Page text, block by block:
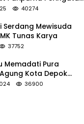
40274
Serdang Mewisuda
Tunas Karya
37752
Memadati Pura
Kota Depok
36900